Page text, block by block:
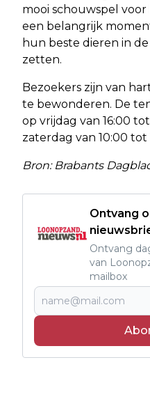
mooi schouwspel voor
een belangrijk
hun beste dieren in
zetten.
Bezoekers zijn van
te bewonderen. De
op vrijdag van 16:00
zaterdag van 10:00 tot
Bron: Brabants
Ontvang
Ontvang
van
mailbox